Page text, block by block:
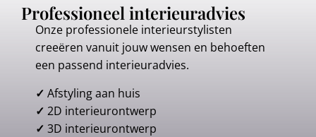
Professioneel interieuradvies
Onze professionele interieurstylisten
creeëren vanuit jouw wensen en behoeften
een passend interieuradvies.
✓ Afstyling aan huis
✓ 2D interieurontwerp
✓ 3D interieurontwerp